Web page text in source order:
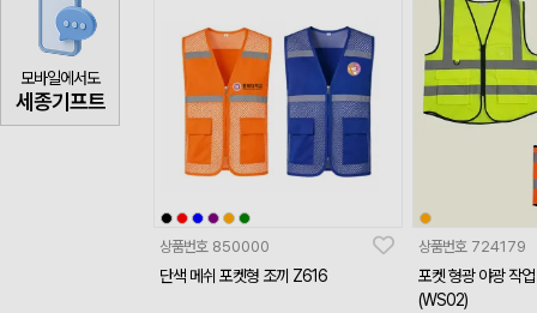
모바일에서도
세종기프트
상품번호 850000
단색 메쉬 포켓형 조끼 Z616
상품번호 724179
포켓 형광 야광 작
(WS02)